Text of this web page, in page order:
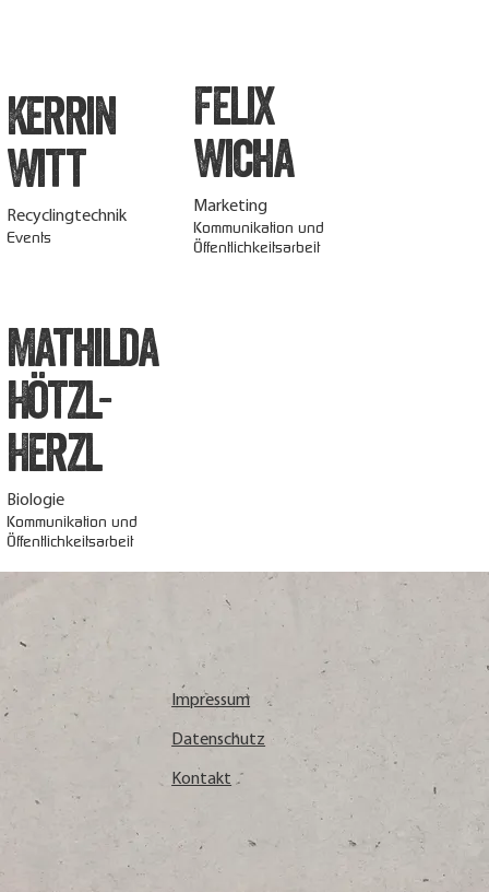
Kerrin
Witt
Recyclingtechnik
Events
Felix
Wicha
Marketing
Kommunikation und
Öffentlichkeitsarbeit
Mathilda
Hötzl-
Herzl
Biologie
Kommunikation und
Öffentlichkeitsarbeit
Impressum
Datenschutz
Kontakt